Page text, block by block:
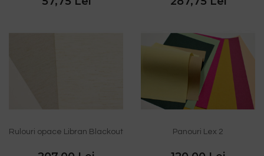
Rulouri opace Libran Blackout Panouri Lex 2